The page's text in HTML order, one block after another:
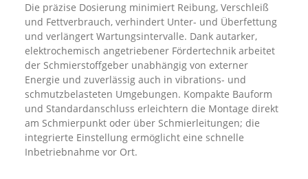
Die präzise Dosierung minimiert Reibung, Verschleiß
und Fettverbrauch, verhindert Unter- und Überfettung
und verlängert Wartungsintervalle. Dank autarker,
elektrochemisch angetriebener Fördertechnik arbeitet
der Schmierstoffgeber unabhängig von externer
Energie und zuverlässig auch in vibrations- und
schmutzbelasteten Umgebungen. Kompakte Bauform
und Standardanschluss erleichtern die Montage direkt
am Schmierpunkt oder über Schmierleitungen; die
integrierte Einstellung ermöglicht eine schnelle
Inbetriebnahme vor Ort.